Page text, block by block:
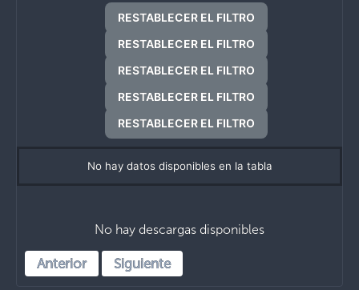
RESTABLECER EL FILTRO
RESTABLECER EL FILTRO
RESTABLECER EL FILTRO
RESTABLECER EL FILTRO
RESTABLECER EL FILTRO
No hay datos disponibles en la tabla
No hay descargas disponibles
Anterior Siguiente